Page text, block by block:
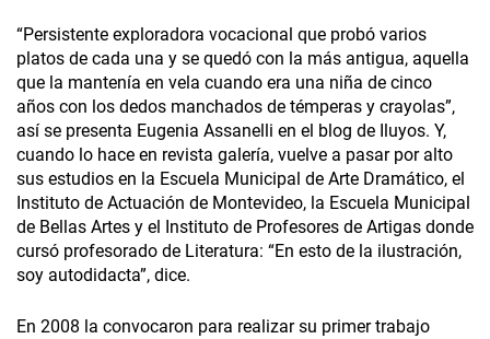
“Persistente exploradora vocacional que probó varios
platos de cada una y se quedó con la más antigua, aquella
que la mantenía en vela cuando era una niña de cinco
años con los dedos manchados de témperas y crayolas”,
así se presenta Eugenia Assanelli en el blog de Iluyos. Y,
cuando lo hace en revista galería, vuelve a pasar por alto
sus estudios en la Escuela Municipal de Arte Dramático, el
Instituto de Actuación de Montevideo, la Escuela Municipal
de Bellas Artes y el Instituto de Profesores de Artigas donde
cursó profesorado de Literatura: “En esto de la ilustración,
soy autodidacta”, dice.
En 2008 la convocaron para realizar su primer trabajo